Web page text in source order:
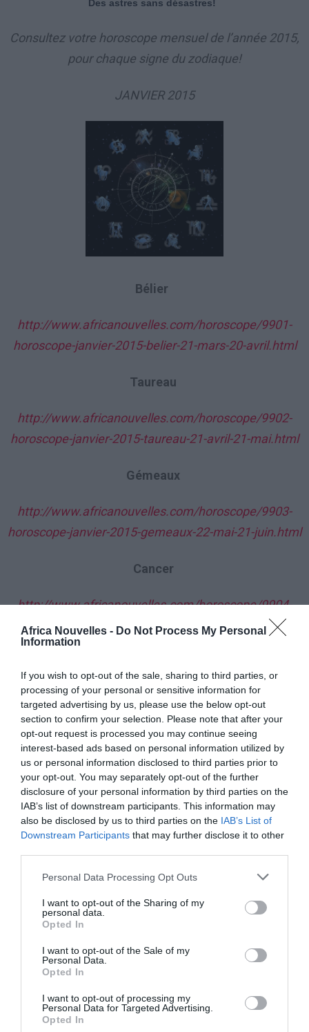
Africa Nouvelles - Do Not Process My Personal
Information
If you wish to opt-out of the sale, sharing to third parties, or
processing of your personal or sensitive information for
targeted advertising by us, please use the below opt-out
section to confirm your selection. Please note that after your
opt-out request is processed you may continue seeing
interest-based ads based on personal information utilized by
us or personal information disclosed to third parties prior to
your opt-out. You may separately opt-out of the further
disclosure of your personal information by third parties on the
IAB’s list of downstream participants. This information may
also be disclosed by us to third parties on the IAB’s List of
Downstream Participants that may further disclose it to other
Personal Data Processing Opt Outs
I want to opt-out of the Sharing of my
personal data.
Opted In
I want to opt-out of the Sale of my
Personal Data.
Opted In
I want to opt-out of processing my
Personal Data for Targeted Advertising.
Opted In
Des astres sans désastres!
Consultez votre horoscope mensuel de l’année 2015,
pour chaque signe du zodiaque!
JANVIER 2015
Bélier
http://www.africanouvelles.com/horoscope/9901-
horoscope-janvier-2015-belier-21-mars-20-avril.html
Taureau
http://www.africanouvelles.com/horoscope/9902-
horoscope-janvier-2015-taureau-21-avril-21-mai.html
Gémeaux
http://www.africanouvelles.com/horoscope/9903-
horoscope-janvier-2015-gemeaux-22-mai-21-juin.html
Cancer
http://www.africanouvelles.com/horoscope/9904-
horoscope-janvier-2015-cancer-22-juin-22-juillet.html
http://www.africanouvelles.com/horoscope/9905-
horoscope-janvier-2015-lion-23-juillet-23-aout.html
Vierge
http://www.africanouvelles.com/horoscope/9906-
horoscope-janvier-2015-vierge-24-aout-23-
septembre.html
http://www.africanouvelles.com/horoscope/9907-
horoscope-janvier-2015-balance-24-septembre-23-
octobre.html
http://www.africanouvelles.com/horoscope/9908-